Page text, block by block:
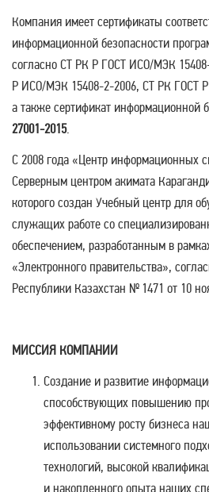
Компания имеет сертификаты
информационной безопасности
согласно СТ РК P ГОСТ ИСО/МЭК
P ИСО/МЭК 15408-2-2006, СТ РК ГОСТ
а также сертификат информационной
27001-2015.
С 2008 года «Центр информационных
Серверным центром акимата
которого создан Учебный центр для
служащих работе со
обеспечением, разработанным в
«Электронного правительства»,
Республики Казахстан № 1471 от 10
МИССИЯ КОМПАНИИ
Создание и развитие
способствующих повышению
эффективному росту бизнеса
использовании системного
технологий, высокой
и накопленного опыта наших